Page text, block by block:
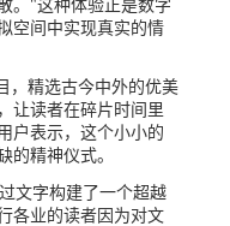
。"这种体验正是数字
空间中实现真实的情
，精选古今中外的优美
让读者在碎片时间里
户表示，这个小小的
的精神仪式。
文字构建了一个超越
各业的读者因为对文